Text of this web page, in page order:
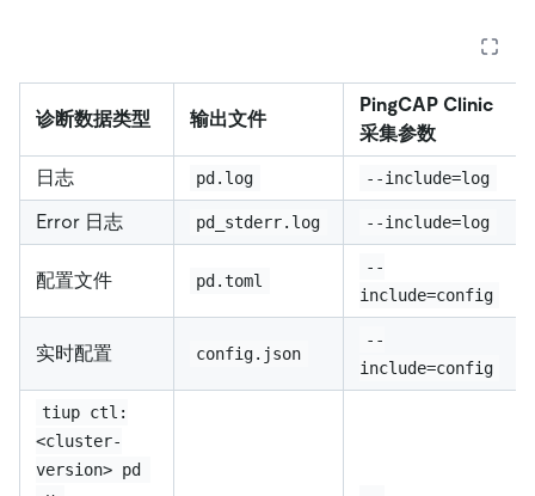
诊断数据类型 输出文件
PingCAP Clinic
采集参数
日志
pd.log --include=log
Error 日志 pd_stderr.log --include=log
配置文件 pd.toml
--
include=config
实时配置 config.json
--
include=config
tiup ctl:
<cluster-
version> pd